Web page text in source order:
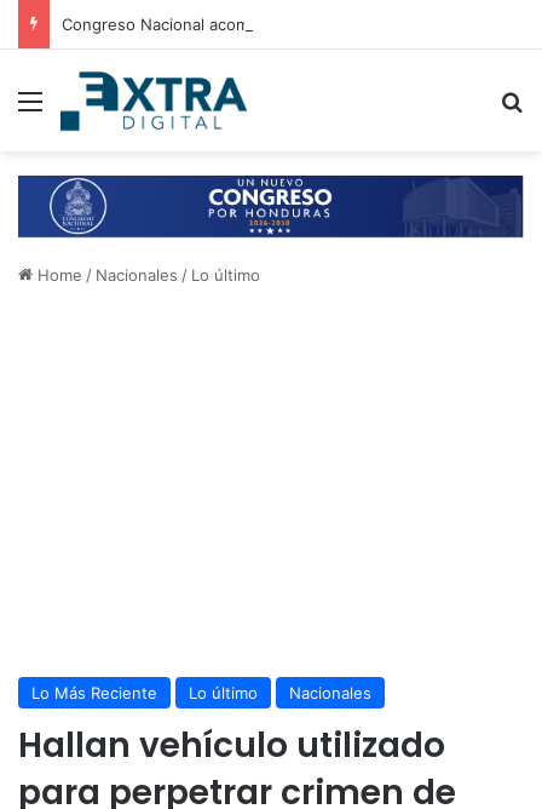
Menu
Home / Nacionales / Lo último
Lo Más Reciente Lo último Nacionales
Hallan vehículo utilizado
para perpetrar crimen de